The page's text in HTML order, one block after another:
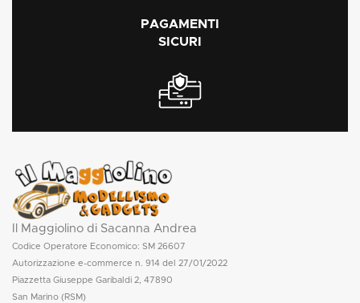
PAGAMENTI
SICURI
Il Maggiolino di Sacanna Andrea
Codice Operatore Economico: SM 26607
Autorizzazione e-commerce n. 914 del 27/01/2022
Piazzetta Giuseppe Garibaldi 2, 47890
San Marino (RSM)